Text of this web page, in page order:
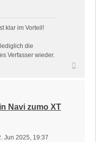
klar im Vorteil!
die
Verfasser wieder.
Navi zumo XT
Jun 2025, 19:37